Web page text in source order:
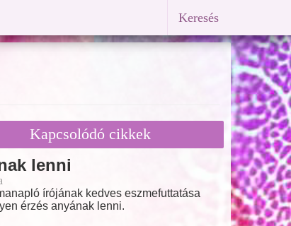
Keresés
Kapcsolódó cikkek
lenni
írójának kedves eszmefuttatása
érzés anyának lenni.